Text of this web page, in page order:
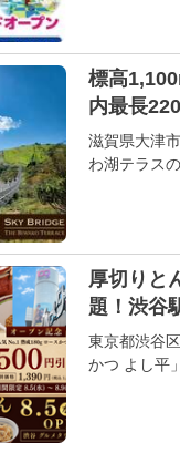
標高
内最長
滋賀県大津
わ湖テラス
厚切りと
題！渋谷
東京都渋谷
かつ よし平